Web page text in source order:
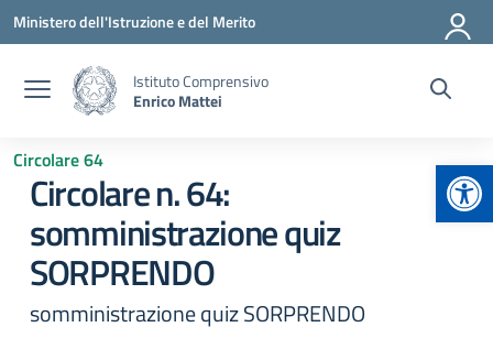
Vai ai contenuti
Vai al menu di navigazione
Vai al footer
Ministero dell'Istruzione e del Merito
Istituto Comprensivo
Enrico Mattei
Circolare 64
Circolare n. 64:
somministrazione quiz
SORPRENDO
somministrazione quiz SORPRENDO